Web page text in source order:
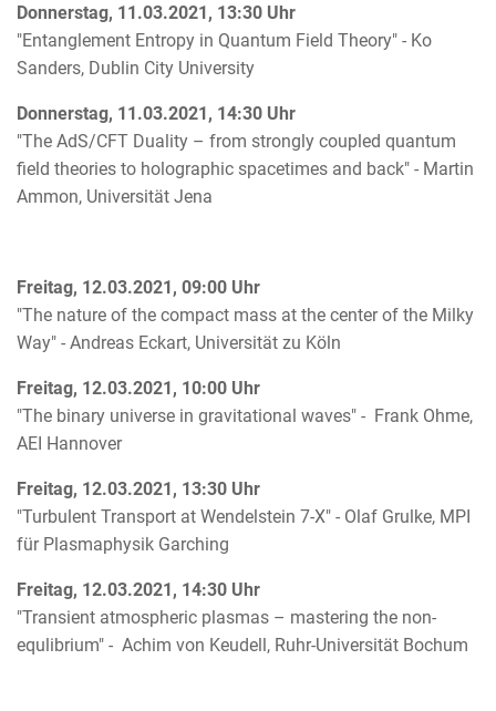
Donnerstag, 11.03.2021, 13:30 Uhr
"Entanglement Entropy in Quantum Field Theory" - Ko
Sanders, Dublin City University
Donnerstag, 11.03.2021, 14:30 Uhr
"The AdS/CFT Duality – from strongly coupled quantum
field theories to holographic spacetimes and back" - Martin
Ammon, Universität Jena
Freitag, 12.03.2021, 09:00 Uhr
"The nature of the compact mass at the center of the Milky
Way" - Andreas Eckart, Universität zu Köln
Freitag, 12.03.2021, 10:00 Uhr
"The binary universe in gravitational waves" - Frank Ohme,
AEI Hannover
Freitag, 12.03.2021, 13:30 Uhr
"Turbulent Transport at Wendelstein 7-X" - Olaf Grulke, MPI
für Plasmaphysik Garching
Freitag, 12.03.2021, 14:30 Uhr
"Transient atmospheric plasmas – mastering the non-
equlibrium" - Achim von Keudell, Ruhr-Universität Bochum